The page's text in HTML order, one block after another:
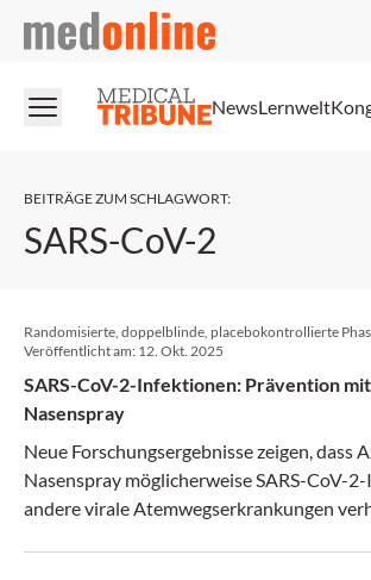
medonline
NewsLernwelt
BEITRÄGE ZUM SCHLAGWORT:
SARS-CoV-2
Randomisierte, doppelblinde, placebokontrollierte
Veröffentlicht am: 12. Okt. 2025
SARS-CoV-2-Infektionen: Prävention
Nasenspray
Neue Forschungsergebnisse zeigen, dass
Nasenspray möglicherweise SARS-CoV-
andere virale Atemwegserkrankungen